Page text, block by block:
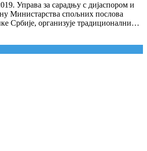
Управа за сарадњу с дијаспором и
Министарства спољних послова
Србије, организује традиционални…